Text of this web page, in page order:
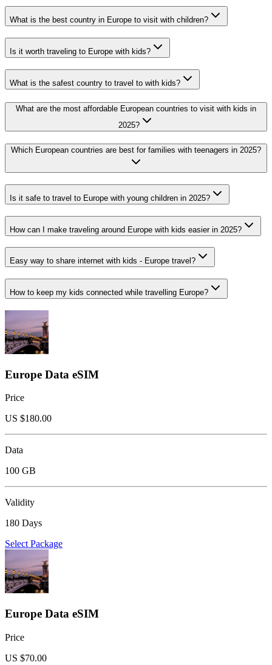
What is the best country in Europe to visit with children?
Is it worth traveling to Europe with kids?
What is the safest country to travel to with kids?
What are the most affordable European countries to visit with kids in
2025?
Which European countries are best for families with teenagers in 2025?
Is it safe to travel to Europe with young children in 2025?
How can I make traveling around Europe with kids easier in 2025?
Easy way to share internet with kids - Europe travel?
How to keep my kids connected while travelling Europe?
Europe Data eSIM
Price
US $180.00
Data
100 GB
Validity
180 Days
Select Package
Europe Data eSIM
Price
US $70.00